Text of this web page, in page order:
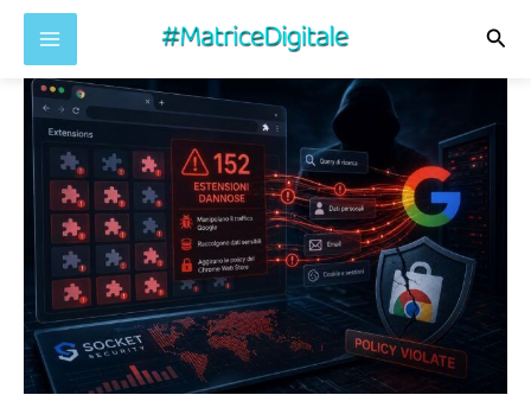
contenuto